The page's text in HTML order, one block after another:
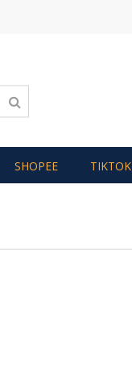
SHOPEE TIKTOK